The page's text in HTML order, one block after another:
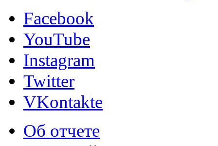
Facebook
YouTube
Instagram
Twitter
VKontakte
Об отчете